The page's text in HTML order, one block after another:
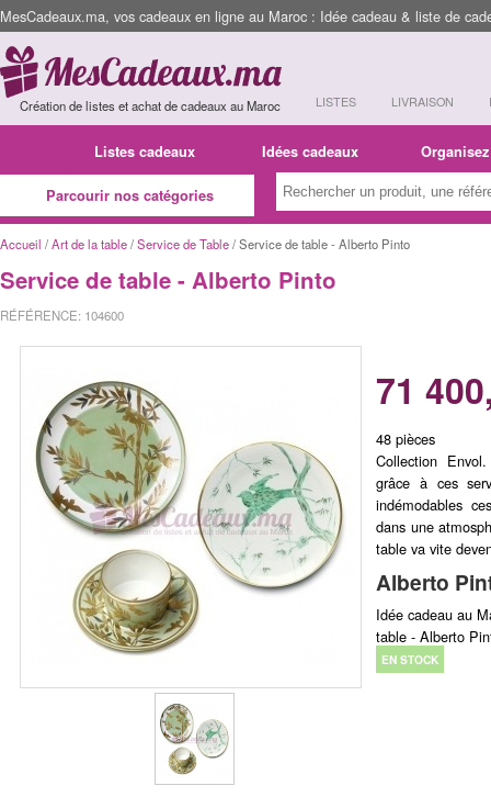
MesCadeaux.ma, vos cadeaux en ligne au Maroc : Idée cadeau & liste de
Création de listes et achat de cadeaux au Maroc LISTES LIVRAISON
Listes cadeaux Idées cadeaux
Parcourir nos catégories
Accueil /Art de la table/Service de Table/ Service de table - Alberto Pinto
Service de table - Alberto Pinto
RÉFÉRENCE: 104600
71
48 pièces
Collection
grâce à ces
indémodables
dans une
table va vite
Alberto
Idée cadeau au
table - Alberto
EN STOCK